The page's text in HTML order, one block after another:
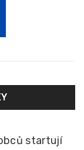
startují